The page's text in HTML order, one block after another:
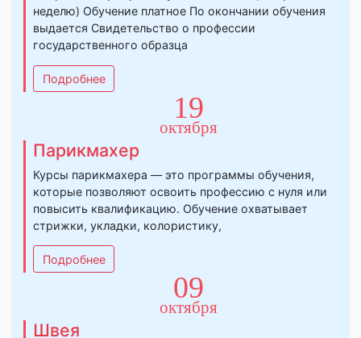
29
октября
Повар
Открыт набор! Срок обучения: 3 месяца (3 раза в
неделю) Обучение платное По окончании обучения
выдается Свидетельство о профессии
государственного образца
Подробнее
19
октября
Парикмахер
Курсы парикмахера — это программы обучения,
которые позволяют освоить профессию с нуля или
повысить квалификацию. Обучение охватывает
стрижки, укладки, колористику,